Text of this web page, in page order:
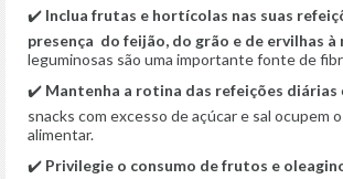
✔️ Inclua frutas e hortícolas nas suas
presença do feijão, do grão e de ervilhas à
leguminosas são uma importante fonte de
✔️ Mantenha a rotina das refeições diárias
snacks com excesso de açúcar e sal ocupem
alimentar.
✔️ Privilegie o consumo de frutos e